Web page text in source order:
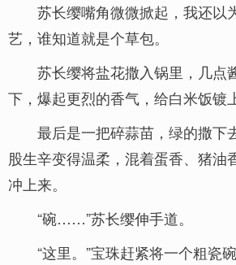
苏长缨嘴角微微掀起，我还以
艺，谁知道就是个草包。
苏长缨将盐花撒入锅里，几点
下，爆起更烈的香气，给白米饭镀
最后是一把碎蒜苗，绿的撒下
股生辛变得温柔，混着蛋香、猪油
冲上来。
“碗……”苏长缨伸手道。
“这里。”宝珠赶紧将一个粗瓷